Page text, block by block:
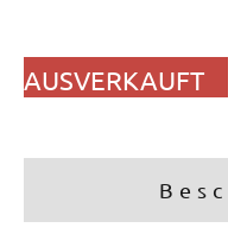
AUSVERKAUFT